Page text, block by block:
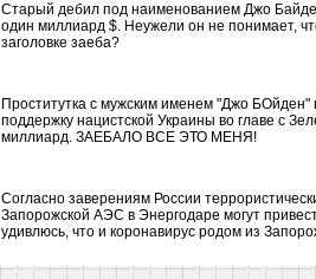
Старый дебил под наименованием Джо
один миллиард $. Неужели он не понимает,
заголовке заеба?
Проститутка с мужским именем "Джо
поддержку нацистской Украины во главе с
миллиард. ЗАЕБАЛО ВСЕ ЭТО МЕНЯ!
Согласно заверениям России
Запорожской АЭС в Энергодаре могут
удивлюсь, что и коронавирус родом из